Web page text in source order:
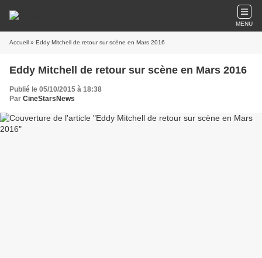
MENU
Accueil » Eddy Mitchell de retour sur scène en Mars 2016
Eddy Mitchell de retour sur scène en Mars 2016
Publié le 05/10/2015 à 18:38
Par CineStarsNews